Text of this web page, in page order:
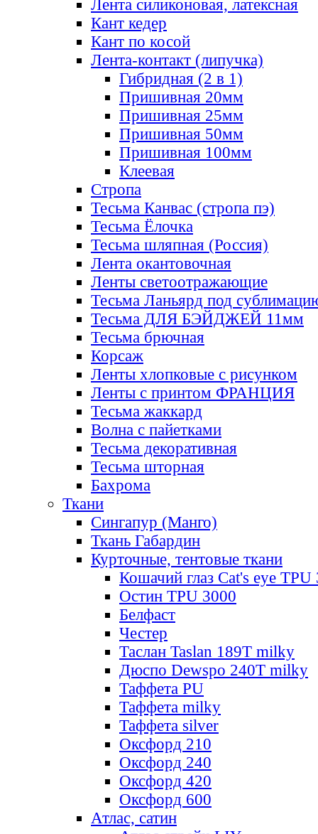
Лента силиконовая, латексная
Кант кедер
Кант по косой
Лента-контакт (липучка)
Гибридная (2 в 1)
Пришивная 20мм
Пришивная 25мм
Пришивная 50мм
Пришивная 100мм
Клеевая
Стропа
Тесьма Канвас (стропа пэ)
Тесьма Ёлочка
Тесьма шляпная (Россия)
Лента окантовочная
Ленты светоотражающие
Тесьма Ланьярд под
Тесьма ДЛЯ БЭЙДЖЕЙ 11мм
Тесьма брючная
Корсаж
Ленты хлопковые с рисунком
Ленты с принтом ФРАНЦИЯ
Тесьма жаккард
Волна с пайетками
Тесьма декоративная
Тесьма шторная
Бахрома
Ткани
Сингапур (Манго)
Ткань Габардин
Курточные, тентовые ткани
Кошачий глаз Cat's eye TPU
Остин TPU 3000
Белфаст
Честер
Таслан Taslan 189T milky
Дюспо Dewspo 240T milky
Таффета PU
Таффета milky
Таффета silver
Оксфорд 210
Оксфорд 240
Оксфорд 420
Оксфорд 600
Атлас, сатин